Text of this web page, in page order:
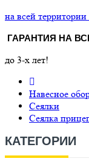
на всей
ГАРАНТИЯ НА
до 3-х лет!
Навесное
Сеялки
Сеялка
КАТЕГОРИИ